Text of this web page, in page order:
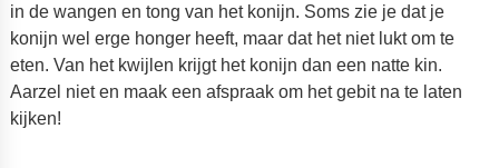
in de wangen en tong van het konijn. Soms zie je dat je
konijn wel erge honger heeft, maar dat het niet lukt om te
eten. Van het kwijlen krijgt het konijn dan een natte kin.
Aarzel niet en maak een afspraak om het gebit na te laten
kijken!